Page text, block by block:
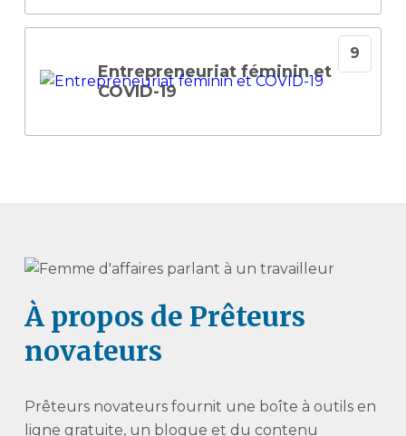
Entrepreneuriat féminin et
COVID-19
À propos de Prêteurs
novateurs
Prêteurs novateurs fournit une boîte à outils en
ligne gratuite, un blogue et du contenu